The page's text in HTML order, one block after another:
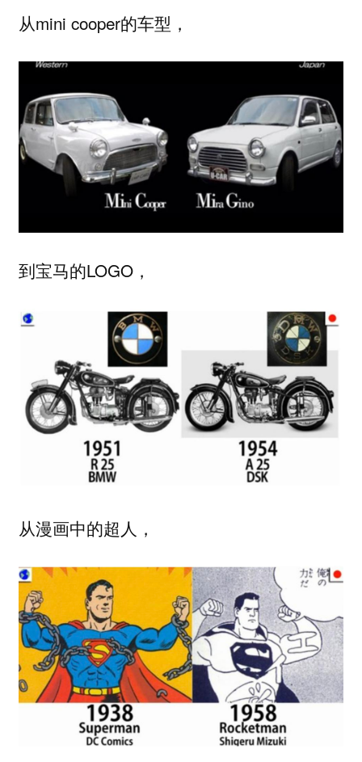
从mini cooper的车型，
到宝马的LOGO，
从漫画中的超人，